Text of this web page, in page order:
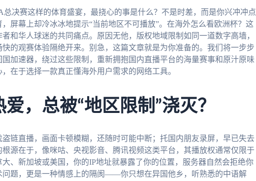
决赛这样的体育盛宴，最挠心的事是什么？不是时差，而是你兴冲冲点
屏幕上却冷冰冰地提示“当前地区不可播放”。在海外怎么看欧洲杯？这
和华人球迷的共同痛点。原因无他，版权地域限制如同一道数字高墙，
的观赛体验隔绝开来。别急，这篇文章就是为你准备的。我们将一步步
加速器，绕过这些限制，重新拥抱国内直播平台的海量赛事和原汁原味
在于选择一款真正懂海外用户需求的网络工具。
，总被“地区限制”浇灭？
链直播，画面卡顿模糊，还随时可能中断；托国内朋友录屏，早已失去
源在于，像咪咕、央视影音、腾讯视频这类平台，其播放权通常仅限于
、新加坡或美国，你的IP地址就暴露了你的位置，服务器自然会拒绝你
问题，更是一种情感上的隔阂——你只想在异国他乡，听熟悉的中语解